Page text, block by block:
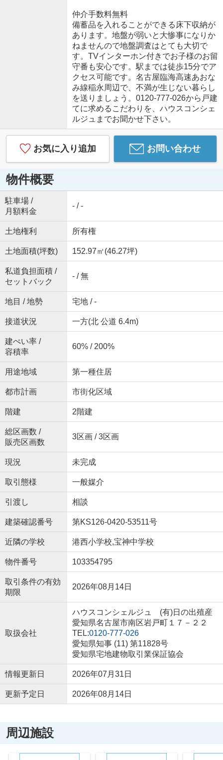
仲介手数料無料
備蓄品を入れることができる床下収納が
あります。地盤が弱いと大惨事になりか
ねませんので地盤調査はとても大切で
す。TVインターホン付きでお子様のお留
守番も安心です。駅までは徒歩15分でア
クセス可能です。名古屋臨海高速あおな
み線稲永周辺で、不満が生じない暮らし
を送りましょう。0120-777-026から戸建
てに求めるこだわりを、ハウスコンシェ
ルジュまでお聞かせ下さい。
お気に入り追加 お問い合わせ
物件概要
駐車場 /
月額料金
- / -
土地権利 所有権
土地面積(坪数) 152.97㎡(46.27坪)
私道負担面積 /
セットバック
- / 無
地目 / 地勢 宅地 / -
接道状況 一方(北 公道 6.4m)
建ぺい率 /
容積率
60% / 200%
用途地域 第一種住居
都市計画 市街化区域
階建 2階建
総区画数 /
販売区画数
3区画 / 3区画
現況 未完成
取引態様 一般媒介
引渡し 相談
建築確認番号 第KS126-0420-53511号
近隣の学校 港西小学校,宝神中学校
物件番号 103354795
取引条件の有効
期限
2026年08月14日
取扱会社
ハウスコンシェルジュ (有)日の出殖産
愛知県名古屋市南区岩戸町１７－２２
TEL:0120-777-026
愛知県知事 (11) 第11828号
愛知県宅地建物取引業保証協会
情報更新日 2026年07月31日
更新予定日 2026年08月14日
周辺施設